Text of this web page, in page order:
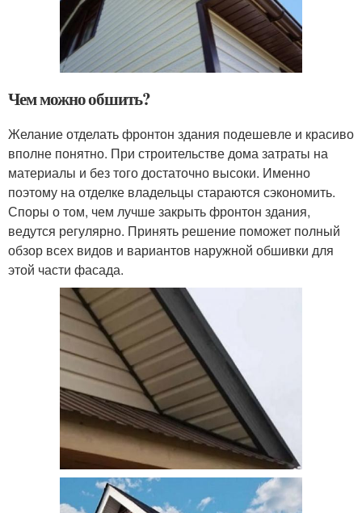
Чем можно обшить?
Желание отделать фронтон здания подешевле и красиво
вполне понятно. При строительстве дома затраты на
материалы и без того достаточно высоки. Именно
поэтому на отделке владельцы стараются сэкономить.
Споры о том, чем лучше закрыть фронтон здания,
ведутся регулярно. Принять решение поможет полный
обзор всех видов и вариантов наружной обшивки для
этой части фасада.